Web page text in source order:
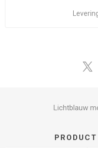
Lichtblauw